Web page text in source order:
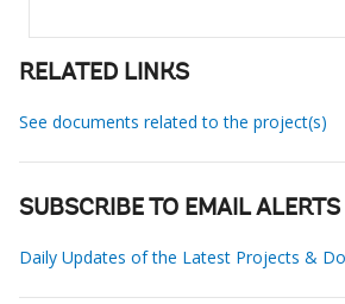
RELATED LINKS
See documents related to the project(s)
SUBSCRIBE TO EMAIL ALERTS
Daily Updates of the Latest Projects &